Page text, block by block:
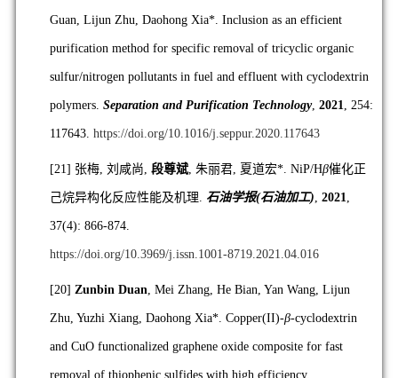
Guan, Lijun Zhu, Daohong Xia*. Inclusion as an efficient
purification method for specific removal of tricyclic organic
sulfur/nitrogen pollutants in fuel and effluent with cyclodextrin
polymers. Separation and Purification Technology, 2021, 254:
117643. https://doi.org/10.1016/j.seppur.2020.117643
[21] 张梅, 刘咸尚, 段尊斌, 朱丽君, 夏道宏*. NiP/Hβ催化正
己烷异构化反应性能及机理. 石油学报(石油加工), 2021,
37(4): 866-874.
https://doi.org/10.3969/j.issn.1001-8719.2021.04.016
[20] Zunbin Duan, Mei Zhang, He Bian, Yan Wang, Lijun
Zhu, Yuzhi Xiang, Daohong Xia*. Copper(II)-β-cyclodextrin
and CuO functionalized graphene oxide composite for fast
removal of thiophenic sulfides with high efficiency.